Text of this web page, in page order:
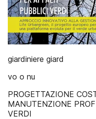
giardiniere giard
vo o nu
PROGETTAZIONE
MANUTENZIONE
VERDI